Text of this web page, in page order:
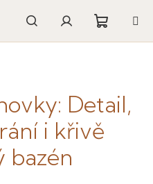
HledatPřihlášení
Detail,
i křivě
bazén